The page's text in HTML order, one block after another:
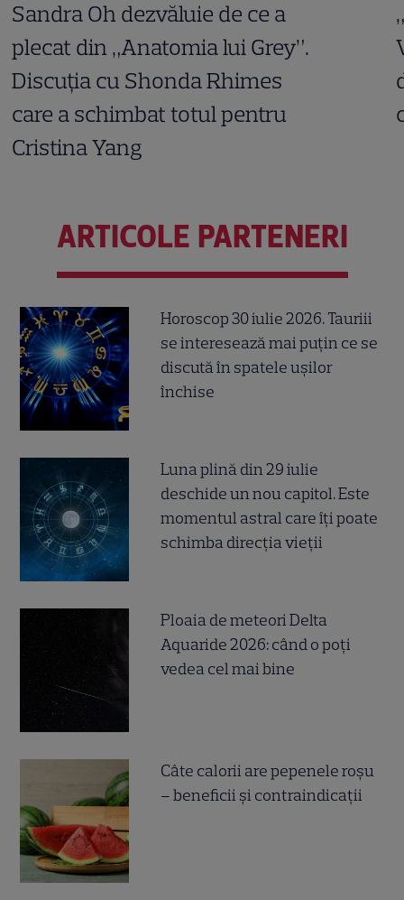
Sandra Oh dezvăluie de ce a
plecat din „Anatomia lui Grey”.
Discuția cu Shonda Rhimes
care a schimbat totul pentru
Cristina Yang
ARTICOLE PARTENERI
Horoscop 30 iulie 2026. Tauriii
se interesează mai puțin ce se
discută în spatele ușilor
închise
Luna plină din 29 iulie
deschide un nou capitol. Este
momentul astral care îți poate
schimba direcția vieții
Ploaia de meteori Delta
Aquaride 2026: când o poți
vedea cel mai bine
Câte calorii are pepenele roșu
– beneficii și contraindicații